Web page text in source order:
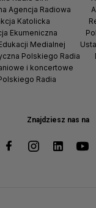
Znajdziesz nas na
Agencja Radiowa
Katolicka
Ekumeniczna
Medialnej
Polskiego Radia
i koncertowe
Radia